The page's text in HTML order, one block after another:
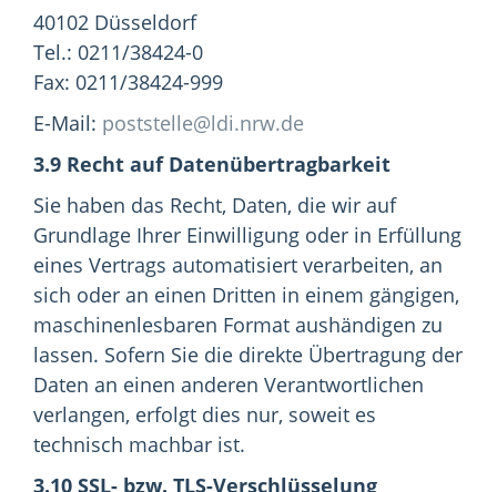
40102 Düsseldorf
Tel.: 0211/38424-0
Fax: 0211/38424-999
E-Mail: poststelle@ldi.nrw.de
3.9 Recht auf Datenübertragbarkeit
Sie haben das Recht, Daten, die wir auf
Grundlage Ihrer Einwilligung oder in Erfüllung
eines Vertrags automatisiert verarbeiten, an
sich oder an einen Dritten in einem gängigen,
maschinenlesbaren Format aushändigen zu
lassen. Sofern Sie die direkte Übertragung der
Daten an einen anderen Verantwortlichen
verlangen, erfolgt dies nur, soweit es
technisch machbar ist.
3.10 SSL- bzw. TLS-Verschlüsselung